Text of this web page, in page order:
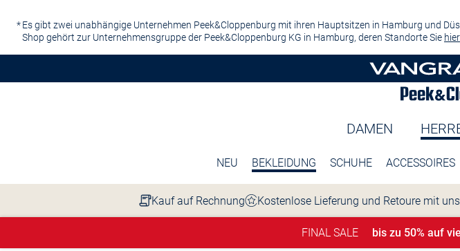
Es gibt zwei unabhängige Unternehmen Peek&Cloppenburg mit ihren Hauptsitzen in Hamburg und
Shop gehört zur Unternehmensgruppe der Peek&Cloppenburg KG in Hamburg, deren Standorte Sie hier
DAMEN
NEU BEKLEIDUNG SCHUHE ACCESSOIRES
Kauf auf Rechnung Kostenlose Lieferung und Retoure mit
FINAL SALE bis zu 50% auf